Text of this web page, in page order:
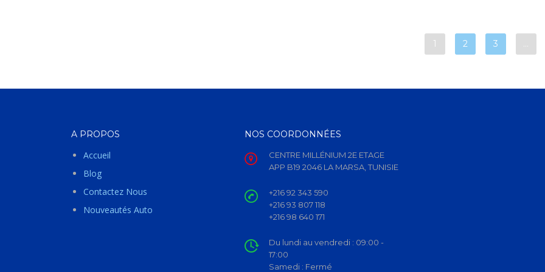
1 2 3 …
A PROPOS
Accueil
Blog
Contactez Nous
Nouveautés Auto
NOS COORDONNÉES
CENTRE MILLÉNIUM 2E ETAGE
APP B19 2046 LA MARSA, TUNISIE
+216 92 343 590
+216 93 807 118
+216 98 640 171
Du lundi au vendredi : 09:00 -
17:00
Samedi : Fermé